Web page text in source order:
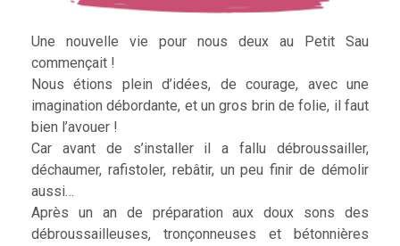
Une nouvelle vie pour nous deux au Petit Sau
commençait !
Nous étions plein d’idées, de courage, avec une
imagination débordante, et un gros brin de folie, il faut
bien l’avouer !
Car avant de s’installer il a fallu débroussailler,
déchaumer, rafistoler, rebâtir, un peu finir de démolir
aussi…
Après un an de préparation aux doux sons des
débroussailleuses, tronçonneuses et bétonnières